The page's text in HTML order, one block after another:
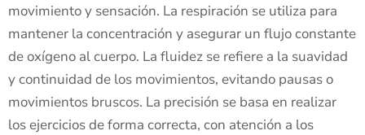
movimiento y sensación. La respiración se utiliza para
mantener la concentración y asegurar un flujo constante
de oxígeno al cuerpo. La fluidez se refiere a la suavidad
y continuidad de los movimientos, evitando pausas o
movimientos bruscos. La precisión se basa en realizar
los ejercicios de forma correcta, con atención a los